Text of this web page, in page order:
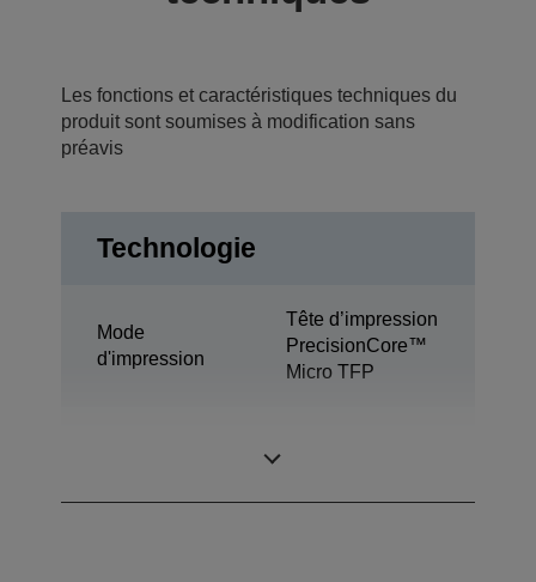
Les fonctions et caractéristiques techniques du
produit sont soumises à modification sans
préavis
Technologie
Mode
d'impression
Tête d’impression
PrecisionCore™
Micro TFP